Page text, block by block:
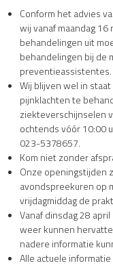
Conform het advies
wij vanaf maandag
behandelingen uit
behandelingen bij de
preventieassistentes.
Wij blijven wel in
pijnklachten te
ziekteverschijnselen
ochtends vóór 10:00
023-5378657.
Kom niet zonder
Onze openingstijden
avondspreekuren op
vrijdagmiddag de
Vanaf dinsdag 28
weer kunnen
nadere informatie
Alle actuele